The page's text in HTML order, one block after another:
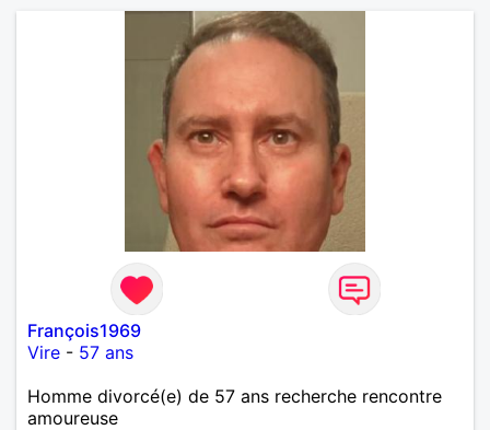
François1969
Vire - 57 ans
Homme divorcé(e) de 57 ans recherche rencontre
amoureuse